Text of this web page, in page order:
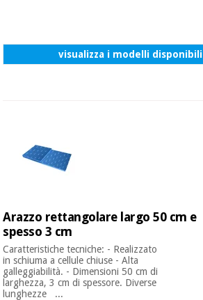
visualizza i modelli disponibili
Arazzo rettangolare largo 50 cm e
spesso 3 cm
Caratteristiche tecniche: - Realizzato
in schiuma a cellule chiuse - Alta
galleggiabilità. - Dimensioni 50 cm di
larghezza, 3 cm di spessore. Diverse
lunghezze ...